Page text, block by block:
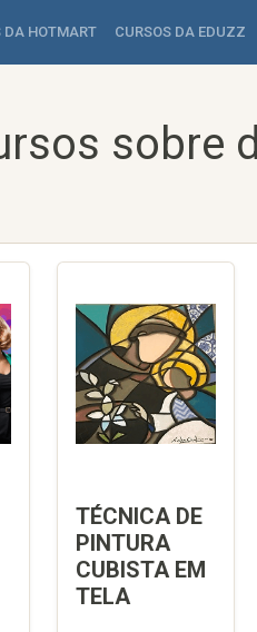
DA HOTMART CURSOS DA EDUZZ
sobre
TÉCNICA DE
PINTURA
CUBISTA EM
TELA